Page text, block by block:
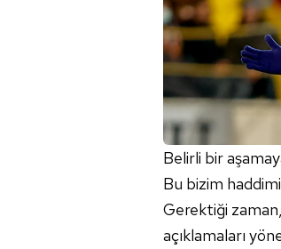
Belirli bir
Bu bizim
Gerektiği
açıklamaları